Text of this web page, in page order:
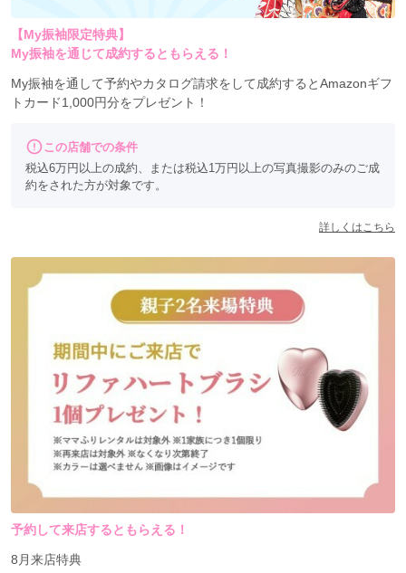
【My振袖限定特典】
My振袖を通じて成約するともらえる！
My振袖を通して予約やカタログ請求をして成約するとAmazonギフ
トカード1,000円分をプレゼント！
この店舗での条件
税込6万円以上の成約、または税込1万円以上の写真撮影のみのご成
約をされた方が対象です。
詳しくはこちら
予約して来店するともらえる！
8月来店特典